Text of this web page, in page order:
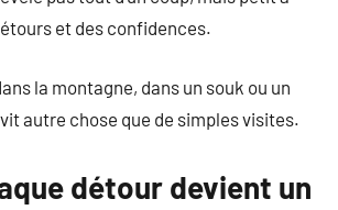
et des confidences.
la montagne, dans un souk ou un
autre chose que de simples visites.
détour devient un